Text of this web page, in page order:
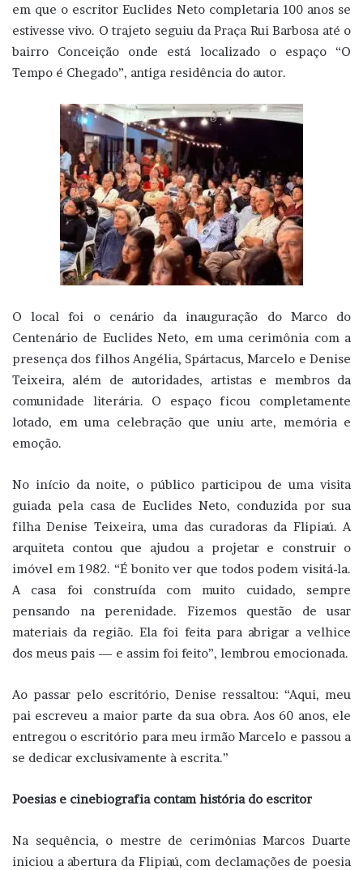
em que o escritor Euclides Neto completaria 100 anos se
estivesse vivo. O trajeto seguiu da Praça Rui Barbosa até o
bairro Conceição onde está localizado o espaço “O
Tempo é Chegado”, antiga residência do autor.
O local foi o cenário da inauguração do Marco do
Centenário de Euclides Neto, em uma cerimônia com a
presença dos filhos Angélia, Spártacus, Marcelo e Denise
Teixeira, além de autoridades, artistas e membros da
comunidade literária. O espaço ficou completamente
lotado, em uma celebração que uniu arte, memória e
emoção.
No início da noite, o público participou de uma visita
guiada pela casa de Euclides Neto, conduzida por sua
filha Denise Teixeira, uma das curadoras da Flipiaú. A
arquiteta contou que ajudou a projetar e construir o
imóvel em 1982. “É bonito ver que todos podem visitá-la.
A casa foi construída com muito cuidado, sempre
pensando na perenidade. Fizemos questão de usar
materiais da região. Ela foi feita para abrigar a velhice
dos meus pais — e assim foi feito”, lembrou emocionada.
Ao passar pelo escritório, Denise ressaltou: “Aqui, meu
pai escreveu a maior parte da sua obra. Aos 60 anos, ele
entregou o escritório para meu irmão Marcelo e passou a
se dedicar exclusivamente à escrita.”
Poesias e cinebiografia contam história do escritor
Na sequência, o mestre de cerimônias Marcos Duarte
iniciou a abertura da Flipiaú, com declamações de poesia